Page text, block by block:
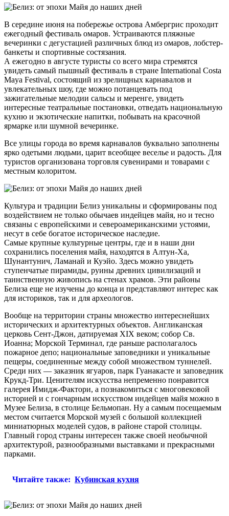
В середине июня на побережье острова Амбергрис проходит
ежегодный фестиваль омаров. Устраиваются пляжные
вечеринки с дегустацией различных блюд из омаров, лобстер-
банкеты и спортивные состязания.
А ежегодно в августе туристы со всего мира стремятся
увидеть самый пышный фестиваль в стране International Costa
Maya Festival, состоящий из зрелищных карнавалов и
увлекательных шоу, где можно потанцевать под
зажигательные мелодии сальсы и меренге, увидеть
интересные театральные постановки, отведать национальную
кухню и экзотические напитки, побывать на красочной
ярмарке или шумной вечеринке.
Все улицы города во время карнавалов буквально заполнены
ярко одетыми людьми, царит всеобщее веселье и радость. Для
туристов организована торговля сувенирами и товарами с
местным колоритом.
Культура и традиции Белиз уникальны и сформированы под
воздействием не только обычаев индейцев майя, но и тесно
связаны с европейскими и североамериканскими устоями,
несут в себе богатое историческое наследие.
Самые крупные культурные центры, где и в наши дни
сохранились поселения майя, находятся в Алтун-Ха,
Шунантунич, Ламанай и Куэйо. Здесь можно увидеть
ступенчатые пирамиды, руины древних цивилизаций и
таинственную живопись на стенах храмов. Эти районы
Белиза еще не изучены до конца и представляют интерес как
для историков, так и для археологов.
Вообще на территории страны множество интереснейших
исторических и архитектурных объектов. Англиканская
церковь Сент-Джон, датируемая XIX веком; собор Св.
Иоанна; Морской Терминал, где раньше располагалось
пожарное депо; национальные заповедники и уникальные
пещеры, соединенные между собой множеством туннелей.
Среди них — заказник ягуаров, парк Гуанакасте и заповедник
Крукд-Три. Ценителям искусства непременно понравится
галерея Имидж-Фактори, а познакомиться с многовековой
историей и с гончарным искусством индейцев майя можно в
Музее Белиза, в столице Бельмопан. Ну а самым посещаемым
местом считается Морской музей с большой коллекцией
миниатюрных моделей судов, в районе старой столицы.
Главный город страны интересен также своей необычной
архитектурой, разнообразными выставками и прекрасными
парками.
Читайте также: Кубинская кухня